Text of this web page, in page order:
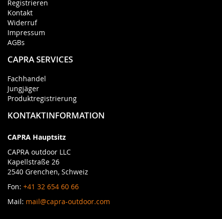
Registrieren
Kontakt
Widerruf
Impressum
AGBs
CAPRA SERVICES
Fachhandel
Jungjäger
Produktregistrierung
KONTAKTINFORMATION
CAPRA Hauptsitz
CAPRA outdoor LLC
Kapellstraße 26
2540 Grenchen, Schweiz
Fon: +41 32 654 60 66
Mail: mail@capra-outdoor.com